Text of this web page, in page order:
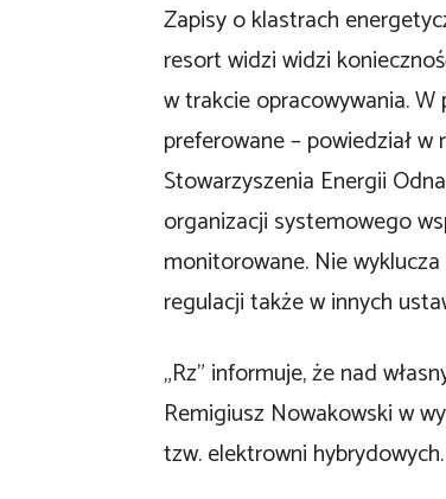
Zapisy o klastrach
resort widzi widzi
w trakcie opracowywania.
preferowane – powiedział w
Stowarzyszenia Energii
organizacji systemowego
monitorowane. Nie
regulacji także w innych
„Rz” informuje, że nad
Remigiusz Nowakowski w
tzw. elektrowni hybrydowych.